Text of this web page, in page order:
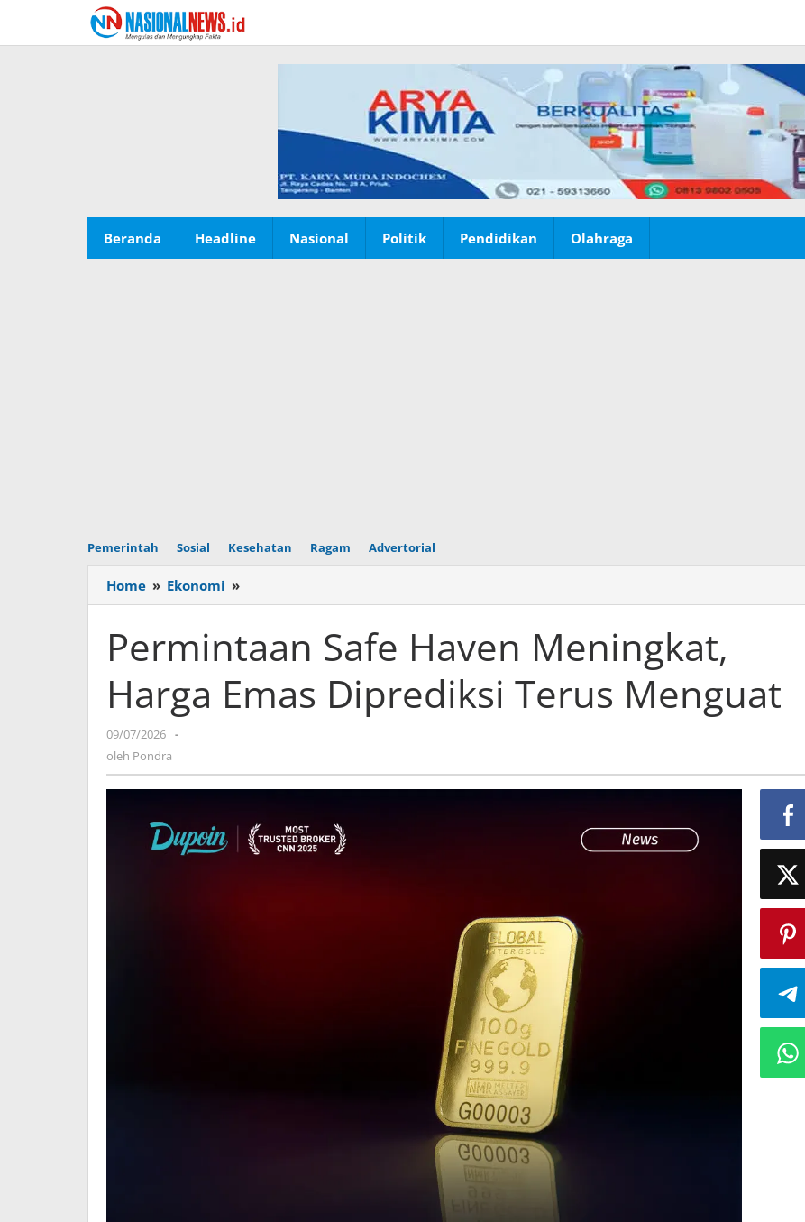
konten
Beranda Headline Nasional Politik Pendidikan Olahraga
Pemerintah Sosial Kesehatan Ragam Advertorial
Home » Ekonomi »
Safe
Meningkat,
Harga
Emas
Diprediksi
Permintaan Safe Haven Meningkat,
Harga Emas Diprediksi Terus Menguat
09/07/2026 oleh
-
oleh Pondra